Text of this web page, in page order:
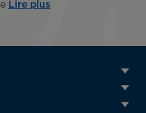
Lire plus